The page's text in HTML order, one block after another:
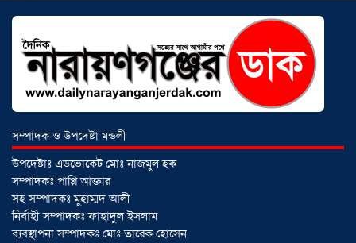
আড়াইহাজারে বিএনপি-জামায়াতের মিছিলে
মুখোমুখি অবস্থান
০১ আগস্ট ২০২৬
সোনারগাঁয়ে দুটি হাসপাতালকে ভ্রাম্যমান
আদালতের ৩ লাখ টাকা জরিমানা
সম্পাদক ও উপদেষ্টা মন্ডলী
উপদেষ্টাঃ এডভোকেট মোঃ নাজমুল হক
সম্পাদকঃ পাপ্পি আক্তার
সহ সম্পাদকঃ মুহাম্মদ আলী
নির্বাহী সম্পাদকঃ ফাহাদুল ইসলাম
ব্যবস্থাপনা সম্পাদকঃ মোঃ তারেক হোসেন